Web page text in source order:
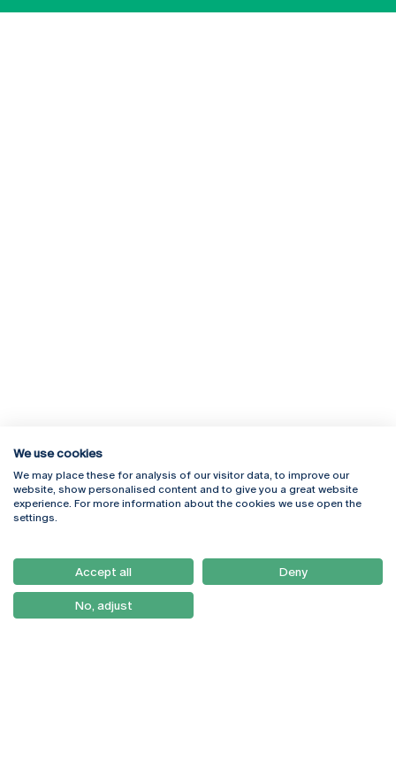
Rua Diogo Botelho 1327
4169-005 Porto
+351 226 196 240
Campus Online
Webmail
Como Chegar
Newsletter
We use cookies
We may place these for analysis of our visitor data, to improve our
website, show personalised content and to give you a great website
experience. For more information about the cookies we use open the
settings.
Accept all Deny
No, adjust